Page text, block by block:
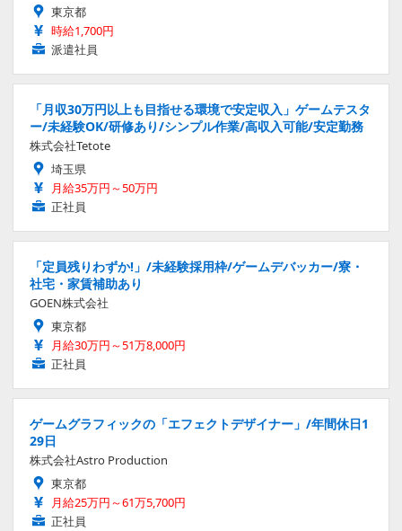
東京都
時給1,700円
派遣社員
「月収30万円以上も目指せる環境で安定収入」ゲームテスタ
ー/未経験OK/研修あり/シンプル作業/高収入可能/安定勤務
株式会社Tetote
埼玉県
月給35万円～50万円
正社員
「定員残りわずか!」/未経験採用枠/ゲームデバッカー/寮・
社宅・家賃補助あり
GOEN株式会社
東京都
月給30万円～51万8,000円
正社員
ゲームグラフィックの「エフェクトデザイナー」/年間休日1
29日
株式会社Astro Production
東京都
月給25万円～61万5,700円
正社員